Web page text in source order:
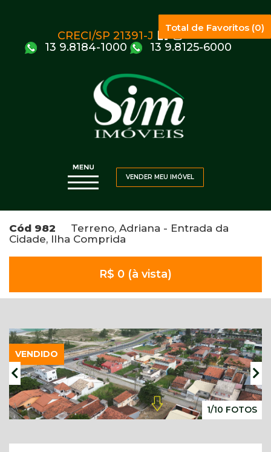
CRECI/SP 21391-J
13 9.8184-1000
13 9.8125-6000
Total de Favoritos (0)
VENDER MEU IMÓVEL
Cód 982 Terreno, Adriana - Entrada da
Cidade, Ilha Comprida
R$ 0 (à vista)
VENDIDO
1/10 FOTOS